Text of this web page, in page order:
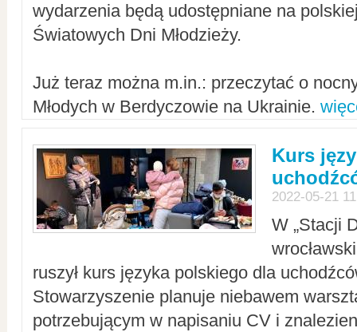
wydarzenia będą udostępniane na
Światowych Dni Młodzieży.
Już teraz można m.in.: przeczytać o
Młodych w Berdyczowie na Ukrainie.
Kurs
2022-05-21
W „Stacji
ruszył kurs języka polskiego dla
Stowarzyszenie planuje niebawem
potrzebującym w napisaniu CV i